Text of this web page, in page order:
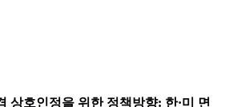
상호인정을 위한 정책방향: 한·미 면